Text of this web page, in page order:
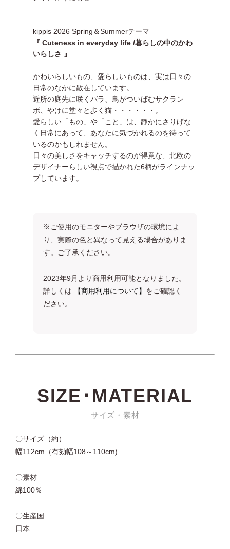
kippis 2026 Spring＆Summerテーマ
『 Cuteness in everyday life /暮らしの中のかわ
いらしさ 』
かわいらしいもの、愛らしいものは、実は日々の
日常のなかに散在しています。
近所の庭先に咲くバラ、鳥がついばむサクラン
ボ、やけに堂々と歩く猫・・・・・・。
愛らしい「もの」や「こと」は、静かにさりげな
く日常にあって、あなたに気づかれるのを待って
いるのかもしれません。
日々の美しさをキャッチするのが得意な、北欧の
デザイナーらしい視点で描かれた6柄がラインナッ
プしています。
※ご使用のモニターやブラウザの環境によ
り、実際の色と異なって見える場合がありま
す。ご了承ください。
2023年9月より商用利用可能となりました。
詳しくは
【商用利用について】 をご確認く
ださい。
SIZE･MATERIAL
サイズ・素材
〇サイズ（約）
幅112cm（有効幅108～110cm)
〇素材
綿100％
〇生産国
日本